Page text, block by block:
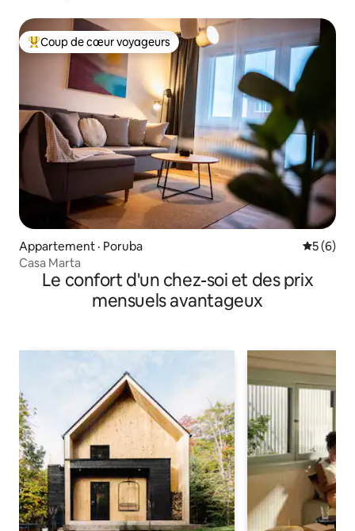
Coup de cœur voyageurs parmi les plus aimés
Coup de cœur voyageurs
Appartement · Poruba Note
5 (6)
Casa Marta
Le confort d'un chez-soi et des prix
mensuels avantageux